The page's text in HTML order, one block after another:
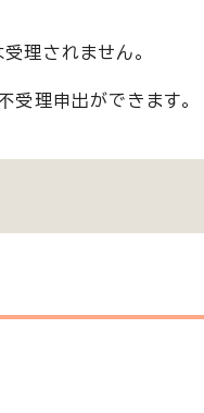
理されません。
受理申出ができます。